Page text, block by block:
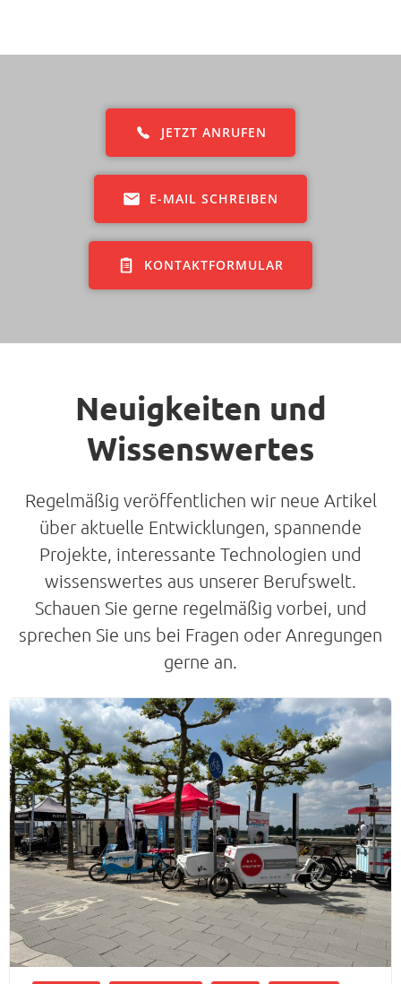
JETZT ANRUFEN
E-MAIL SCHREIBEN
KONTAKTFORMULAR
Neuigkeiten und
Wissenswertes
Regelmäßig veröffentlichen wir neue Artikel
über aktuelle Entwicklungen, spannende
Projekte, interessante Technologien und
wissenswertes aus unserer Berufswelt.
Schauen Sie gerne regelmäßig vorbei, und
sprechen Sie uns bei Fragen oder Anregungen
gerne an.